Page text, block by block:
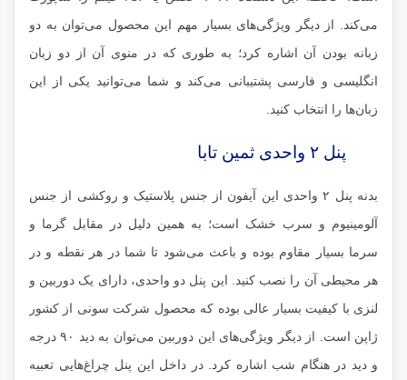
می‌کند. از دیگر ویژگی‌های بسیار مهم این محصول می‌توان به دو
زبانه بودن آن اشاره کرد؛ به طوری که در منوی آن از دو زبان
انگلیسی و فارسی پشتیبانی می‌کند و شما می‌توانید یکی از این
زبان‌ها را انتخاب کنید.
پنل ۲ واحدی ثمین تابا
بدنه پنل ۲ واحدی این آیفون از جنس پلاستیک و روکشی از جنس
آلومینیوم و سرب خشک است؛ به همین دلیل در مقابل گرما و
سرما بسیار مقاوم بوده و باعث می‌شود تا شما در هر نقطه و در
هر محیطی آن را نصب کنید. این پنل دو واحدی، دارای یک دوربین و
لنزی با کیفیت بسیار عالی بوده که محصول شرکت سونی از کشور
ژاپن است. از دیگر ویژگی‌های این دوربین می‌توان به دید ۹۰ درجه
و دید در هنگام شب اشاره کرد. در داخل این پنل چراغ‌هایی تعبیه